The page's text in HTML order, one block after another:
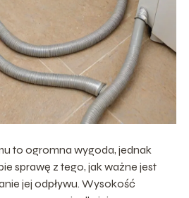
to ogromna wygoda, jednak
sprawę z tego, jak ważne jest
jej odpływu. Wysokość